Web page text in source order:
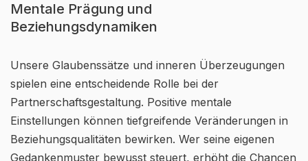
Mentale Prägung und
Beziehungsdynamiken
Unsere Glaubenssätze und inneren Überzeugungen
spielen eine entscheidende Rolle bei der
Partnerschaftsgestaltung. Positive mentale
Einstellungen können tiefgreifende Veränderungen in
Beziehungsqualitäten bewirken. Wer seine eigenen
Gedankenmuster bewusst steuert, erhöht die Chancen